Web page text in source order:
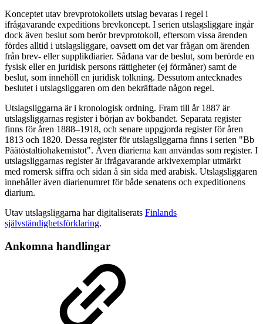
Konceptet utav brevprotokollets utslag bevaras i regel i
ifrågavarande expeditions brevkoncept. I serien utslagsliggare ingår
dock även beslut som berör brevprotokoll, eftersom vissa ärenden
fördes alltid i utslagsliggare, oavsett om det var frågan om ärenden
från brev- eller supplikdiarier. Sådana var de beslut, som berörde en
fysisk eller en juridisk persons rättigheter (ej förmåner) samt de
beslut, som innehöll en juridisk tolkning. Dessutom antecknades
beslutet i utslagsliggaren om den bekräftade någon regel.
Utslagsliggarna är i kronologisk ordning. Fram till år 1887 är
utslagsliggarnas register i början av bokbandet. Separata register
finns för åren 1888–1918, och senare uppgjorda register för åren
1813 och 1820. Dessa register för utslagsliggarna finns i serien "Bb
Päätöstaltiohakemistot". Även diarierna kan användas som register. I
utslagsliggarnas register är ifrågavarande arkivexemplar utmärkt
med romersk siffra och sidan å sin sida med arabisk. Utslagsliggaren
innehåller även diarienumret för både senatens och expeditionens
diarium.
Utav utslagsliggarna har digitaliserats Finlands
självständighetsförklaring.
Ankomna handlingar